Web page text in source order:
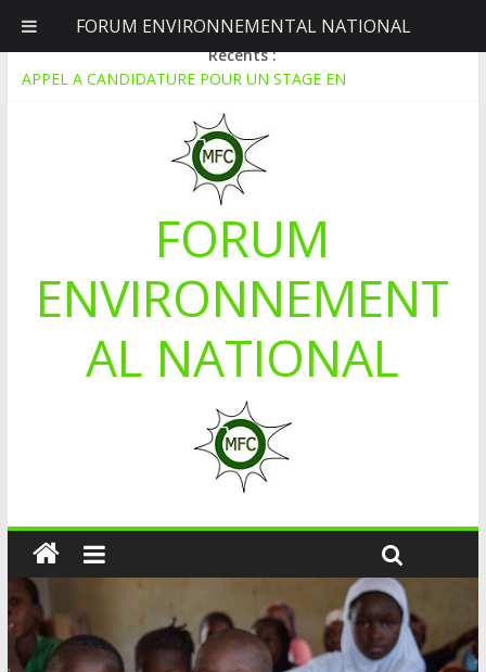
lundi, août 10, 2026
Récents :
APPEL A CANDIDATURE POUR UN STAGE EN
Le blogging au service de l’écologie : Benbere montre la voie
Inondations : le Mali déclare l’état de catastrophe nationale
Mali-Folkecenter Nyetaa initie 20 jeunes à la protection de
À Garalo, l’Association des personnes handicapées lutte contre
le déboisement grâce au tissage métallique
FORUM
ENVIRONNEMENT
AL NATIONAL
FORUM ENVIRONNEMENTAL NATIONAL